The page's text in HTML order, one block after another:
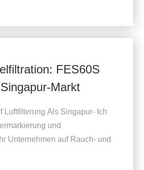
FES60S
Markt
Luftfilterung Als Singapur- Ich
und
Unternehmen auf Rauch- und